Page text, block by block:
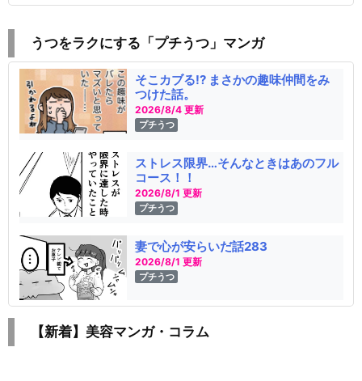
うつをラクにする「プチうつ」マンガ
そこカブる!? まさかの趣味仲間をみ
つけた話。
2026/8/4 更新
プチうつ
ストレス限界…そんなときはあのフル
コース！！
2026/8/1 更新
プチうつ
妻で心が安らいだ話283
2026/8/1 更新
プチうつ
【新着】美容マンガ・コラム